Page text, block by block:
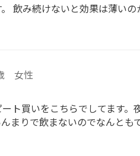
飲み続けないと効果は薄いの
女性
ト買いをこちらでしてます
まりで飲まないのでなんと